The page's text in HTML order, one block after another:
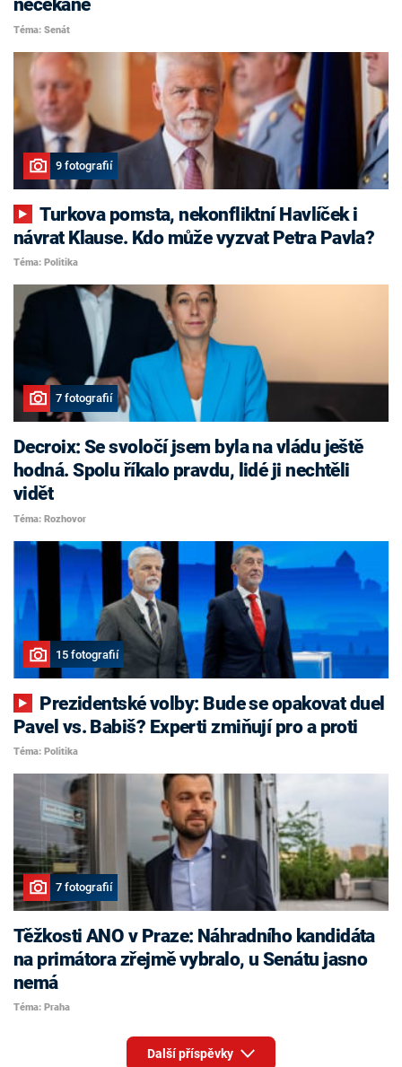
nečekaně
Téma: Senát
9 fotografií
Turkova pomsta, nekonfliktní Havlíček i
návrat Klause. Kdo může vyzvat Petra Pavla?
Téma: Politika
7 fotografií
Decroix: Se svoločí jsem byla na vládu ještě
hodná. Spolu říkalo pravdu, lidé ji nechtěli
vidět
Téma: Rozhovor
15 fotografií
Pavel vs. Babiš? Experti zmiňují pro a proti
Téma: Politika
7 fotografií
Těžkosti ANO v Praze: Náhradního kandidáta
na primátora zřejmě vybralo, u Senátu jasno
nemá
Téma: Praha
Další příspěvky